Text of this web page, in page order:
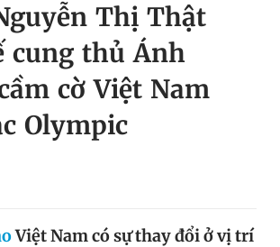
Tin 24h
Magazine
Thị Thật
cung thủ Ánh
cờ Việt Nam
Olympic
Việt Nam có sự thay đổi ở vị trí